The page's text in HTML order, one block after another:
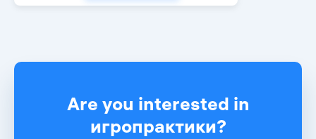
Are you interested in
игропрактики?